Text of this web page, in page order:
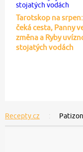
Tarotskop na
čeká cesta, Panny
změna a Ryby
stojatých vodách
Recepty.cz